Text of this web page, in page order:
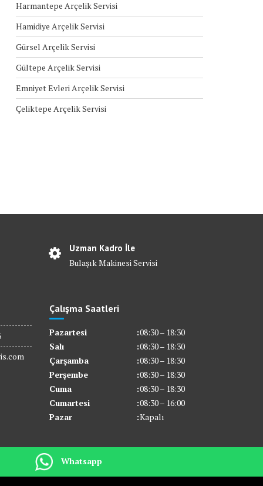
Harmantepe Arçelik Servisi
Hamidiye Arçelik Servisi
Gürsel Arçelik Servisi
Gültepe Arçelik Servisi
Emniyet Evleri Arçelik Servisi
Çeliktepe Arçelik Servisi
Uzman Kadro İle
Bulaşık Makinesi Servisi
Çalışma Saatleri
Pazartesi :08:30 – 18:30
Salı
:08:30 – 18:30
Çarşamba
:08:30 – 18:30
Perşembe
:08:30 – 18:30
Cuma
:08:30 – 18:30
Cumartesi
:08:30 – 16:00
Pazar
:Kapalı
Whatsapp